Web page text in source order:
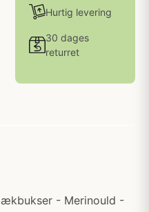
Hurtig levering
30 dages
returret
- Merinould -